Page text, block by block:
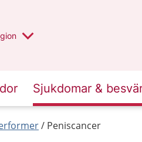
valt region
annan
Sjukdomar &
Peniscancer